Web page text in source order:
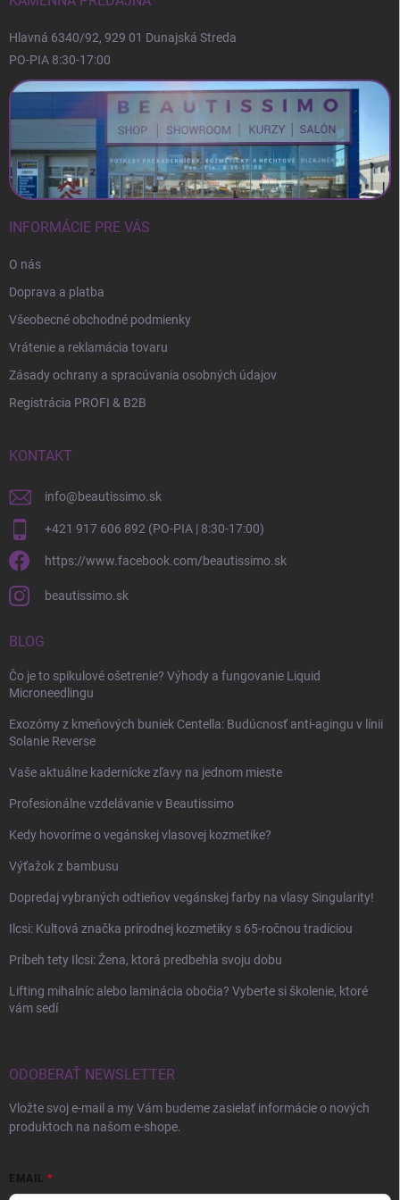
Hlavná 6340/92, 929 01 Dunajská Streda
PO-PIA 8:30-17:00
INFORMÁCIE PRE VÁS
O nás
Doprava a platba
Všeobecné obchodné podmienky
Vrátenie a reklamácia tovaru
Zásady ochrany a spracúvania osobných údajov
Registrácia PROFI & B2B
KONTAKT
info@beautissimo.sk
+421 917 606 892 (PO-PIA | 8:30-17:00)
https://www.facebook.com/beautissimo.sk
beautissimo.sk
BLOG
Čo je to spikulové ošetrenie? Výhody a fungovanie Liquid
Microneedlingu
Exozómy z kmeňových buniek Centella: Budúcnosť anti-agingu v línii
Solanie Reverse
Vaše aktuálne kadernícke zľavy na jednom mieste
Profesionálne vzdelávanie v Beautissimo
Kedy hovoríme o vegánskej vlasovej kozmetike?
Výťažok z bambusu
Dopredaj vybraných odtieňov vegánskej farby na vlasy Singularity!
Ilcsi: Kultová značka prírodnej kozmetiky s 65-ročnou tradíciou
Príbeh tety Ilcsi: Žena, ktorá predbehla svoju dobu
Lifting mihalníc alebo laminácia obočia? Vyberte si školenie, ktoré
vám sedí
ODOBERAŤ NEWSLETTER
Vložte svoj e-mail a my Vám budeme zasielať informácie o nových
produktoch na našom e-shope.
EMAIL